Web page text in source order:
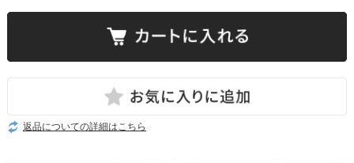
返品についての詳細はこちら